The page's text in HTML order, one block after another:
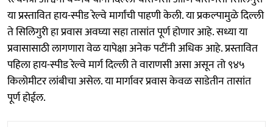
या प्रस्तावित हाय-स्पीड रेल्वे मार्गांची पाहणी केली. या प्रकल्पामुळे दिल्ली
ते सिलिगुरी हा प्रवास अवघ्या सहा तासांत पूर्ण होणार आहे. सध्या या
प्रवासासाठी लागणारा वेळ यापेक्षा अनेक पटींनी अधिक आहे. प्रस्तावित
पहिला हाय-स्पीड रेल्वे मार्ग दिल्ली ते वाराणसी असा असून तो ९४५
किलोमीटर लांबीचा असेल. या मार्गावर प्रवास केवळ साडेतीन तासांत
पूर्ण होईल.